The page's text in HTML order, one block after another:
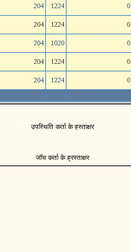
204 1224 0
204 1224 0
204 1020 0
204 1224 0
204 1224 0
उपस्थिति कर्ता के हस्ताक्षर
जॉच कर्ता के ह्रस्ताक्षर